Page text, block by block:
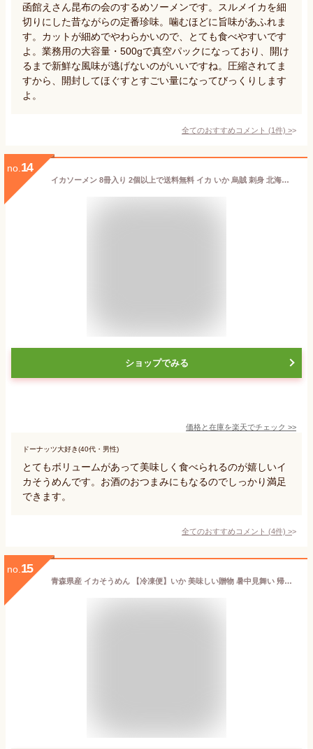
函館えさん昆布の会のするめソーメンです。スルメイカを細
切りにした昔ながらの定番珍味。噛むほどに旨味があふれま
す。カットが細めでやわらかいので、とても食べやすいです
よ。業務用の大容量・500gで真空パックになっており、開け
るまで新鮮な風味が逃げないのがいいですね。圧縮されてま
すから、開封してほぐすとすごい量になってびっくりします
よ。
全てのおすすめコメント (1件) >
no. 14
イカソーメン 8冊入り 2個以上で送料無料 イカ いか 烏賊 刺身 北海道産 青森県沖太平洋産 いかそうめん グルメ 海鮮 国産 スルメイカ するめいか 御祝 御礼 内祝 誕生日祝 残暑見舞 お中元 父の日
ショップでみる
価格と在庫を楽天でチェック >>
ドーナッツ大好き(40代・男性)
とてもボリュームがあって美味しく食べられるのが嬉しいイ
カそうめんです。お酒のおつまみにもなるのでしっかり満足
できます。
全てのおすすめコメント (4件) >
no. 15
青森県産 イカそうめん 【冷凍便】いか 美味しい贈物 暑中見舞い 帰省土産 お盆 夏ギフト